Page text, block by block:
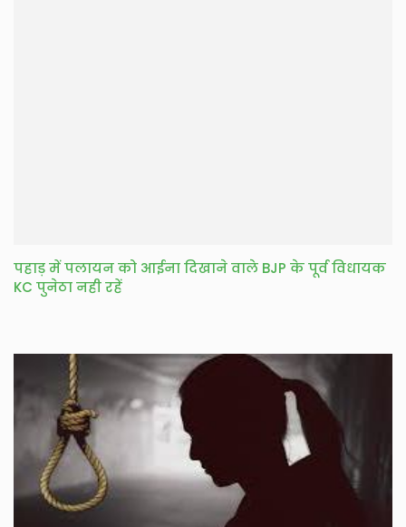
पहाड़ में पलायन को आईना दिखाने वाले BJP के पूर्व विधायक
KC पुनेठा नही रहें